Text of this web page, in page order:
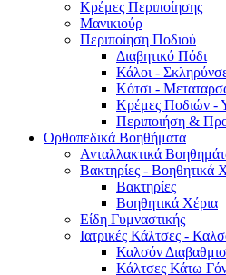
Κρέμες Περιποίησης
Μανικιούρ
Περιποίηση Ποδιού
Διαβητικό Πόδι
Κάλοι -
Κότσι -
Κρέμες Ποδιών -
Περιποιήση &
Ορθοπεδικά Βοηθήματα
Ανταλλακτικά
Βακτηρίες - Βοηθητικά
Βακτηρίες
Βοηθητικά Χέρια
Είδη Γυμναστικής
Ιατρικές Κάλτσες -
Καλσόν
Κάλτσες Κάτω